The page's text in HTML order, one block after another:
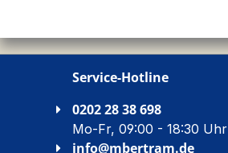
Service-Hotline
0202 28 38 698
Mo-Fr, 09:00 - 18:30 Uhr
info@mbertram.de